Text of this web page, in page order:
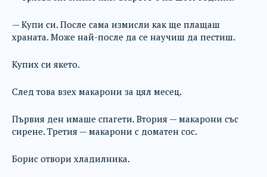
— Купи си. После сама измисли как ще плащаш
храната. Може най-после да се научиш да пестиш.
Купих си якето.
След това взех макарони за цял месец.
Първия ден имаше спагети. Втория — макарони със
сирене. Третия — макарони с доматен сос.
Борис отвори хладилника.